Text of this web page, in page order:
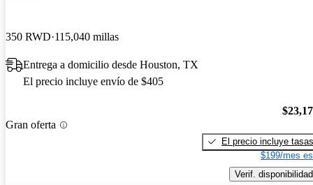
350 RWD 115,040 millas
Entrega a domicilio desde Houston, TX
El precio incluye envío de $405
Gran oferta
El precio incluye tasas
$199/mes
Verif. disponibilidad